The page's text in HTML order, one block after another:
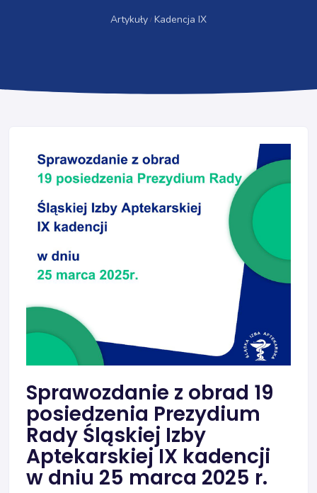
Artykuły Kadencja IX
Sprawozdanie z obrad 19
posiedzenia Prezydium
Rady Śląskiej Izby
Aptekarskiej IX kadencji
w dniu 25 marca 2025 r.